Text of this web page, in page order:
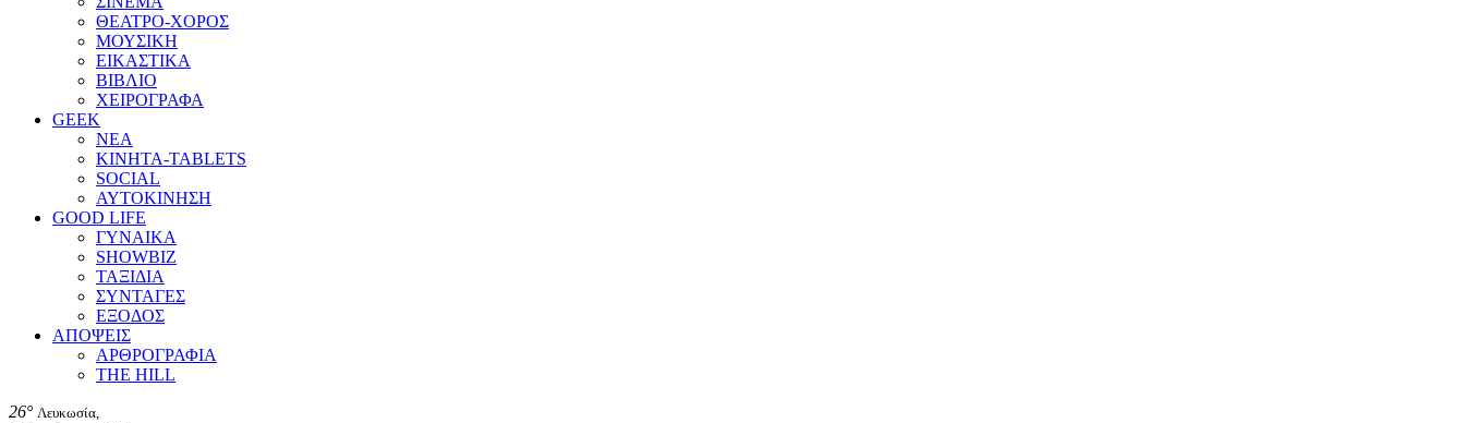
ΘΕΑΤΡΟ-ΧΟΡΟΣ
ΜΟΥΣΙΚΗ
ΕΙΚΑΣΤΙΚΑ
ΒΙΒΛΙΟ
ΧΕΙΡΟΓΡΑΦΑ
GEEK
ΝΕΑ
ΚΙΝΗΤΑ-TABLETS
SOCIAL
ΑΥΤΟΚΙΝΗΣΗ
GOOD LIFE
ΓΥΝΑΙΚΑ
SHOWBIZ
ΤΑΞΙΔΙΑ
ΣΥΝΤΑΓΕΣ
ΕΞΟΔΟΣ
ΑΠΟΨΕΙΣ
ΑΡΘΡΟΓΡΑΦΙΑ
THE HILL
26° Λευκωσία,